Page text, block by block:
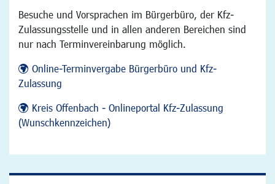
Besuche und Vorsprachen im Bürgerbüro, der Kfz-
Zulassungsstelle und in allen anderen Bereichen sind
nur nach Terminvereinbarung möglich.
Online-Terminvergabe Bürgerbüro und Kfz-
Zulassung
Kreis Offenbach - Onlineportal Kfz-Zulassung
(Wunschkennzeichen)